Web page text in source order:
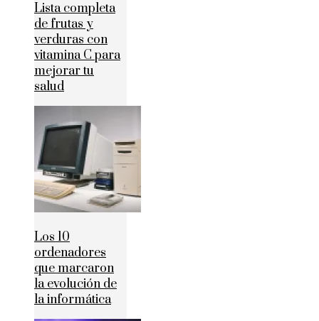
Lista completa
de frutas y
verduras con
vitamina C para
mejorar tu
salud
Los 10
ordenadores
que marcaron
la evolución de
la informática